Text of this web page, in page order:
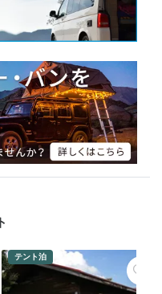
テント泊